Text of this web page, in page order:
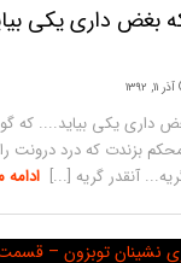
بغض داری یکی
آذر ۱۱, ۱۳۹۲
داری یکی بیاید.... که
بزندت که درد درونت
آنقدر گریه [...]